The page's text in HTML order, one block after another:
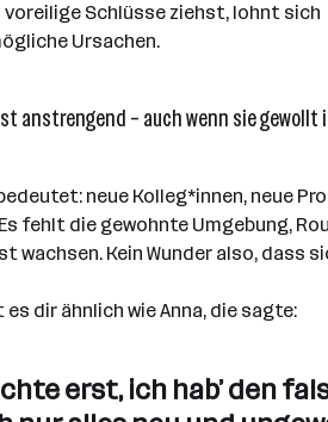
voreilige Schlüsse ziehst, lohnt sich
Ursachen.
anstrengend – auch wenn sie gewollt
neue Kolleg*innen, neue
fehlt die gewohnte Umgebung,
wachsen. Kein Wunder also,
dir ähnlich wie Anna, die sagte:
erst, ich hab’ den